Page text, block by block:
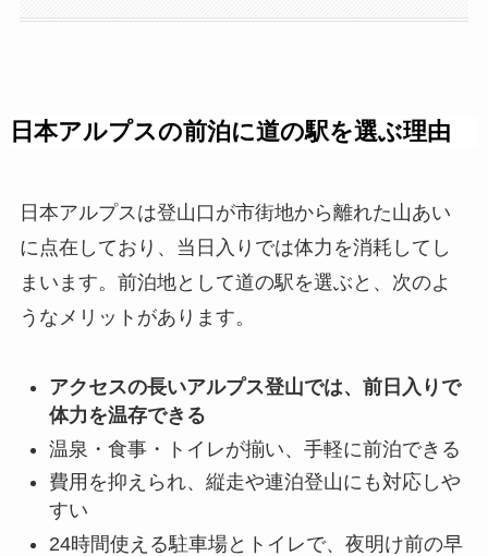
日本アルプスの前泊に道の駅を選ぶ理由
日本アルプスは登山口が市街地から離れた山あい
に点在しており、当日入りでは体力を消耗してし
まいます。前泊地として道の駅を選ぶと、次のよ
うなメリットがあります。
アクセスの長いアルプス登山では、前日入りで
体力を温存できる
温泉・食事・トイレが揃い、手軽に前泊できる
費用を抑えられ、縦走や連泊登山にも対応しや
すい
24時間使える駐車場とトイレで、夜明け前の早